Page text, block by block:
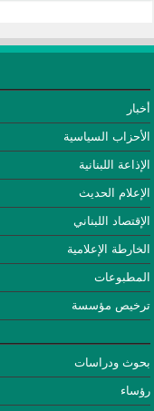
أخبار
الأحزاب السياسية
الإذاعة اللبنانية
الإعلام الحديث
الإقتصاد اللبناني
الخارطة الإعلامية
المطبوعات
ترخيص مؤسسة
بحوث ودراسات
رؤساء